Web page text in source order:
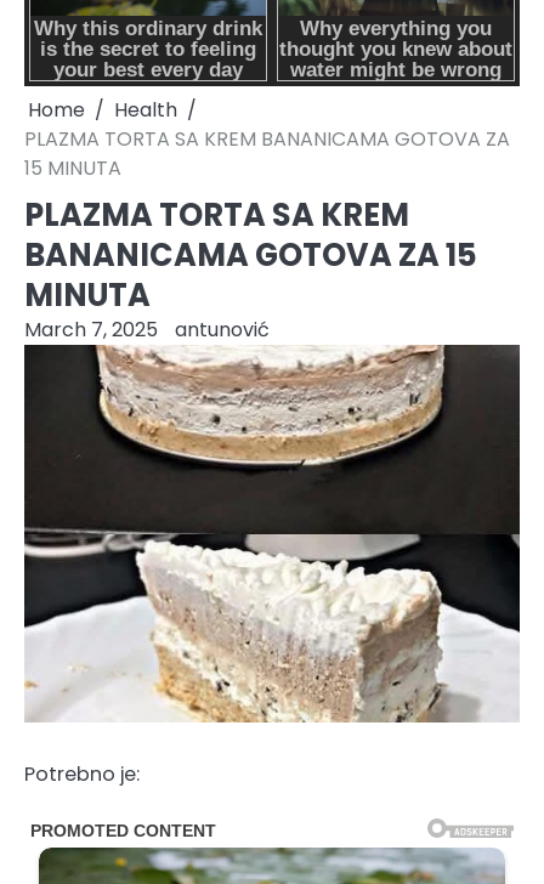
Home
Health
PLAZMA TORTA SA KREM BANANICAMA GOTOVA ZA
15 MINUTA
PLAZMA TORTA SA KREM
BANANICAMA GOTOVA ZA 15
MINUTA
March 7, 2025 antunović
Potrebno je: